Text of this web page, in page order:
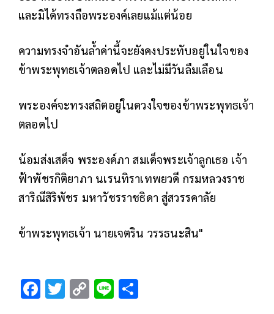
และมิได้ทรงถือพระองค์เลยแม้แต่น้อย
ความทรงจำอันล้ำค่านี้จะยังคงประทับอยู่ในใจของ
ข้าพระพุทธเจ้าตลอดไป และไม่มีวันลืมเลือน
พระองค์จะทรงสถิตอยู่ในดวงใจของข้าพระพุทธเจ้า
ตลอดไป
น้อมส่งเสด็จ พระองค์ภา สมเด็จพระเจ้าลูกเธอ เจ้า
ฟ้าพัชรกิติยาภา นเรนทิราเทพยวดี กรมหลวงราช
สาริณีสิริพัชร มหาวัชรราชธิดา สู่สวรรคาลัย
ข้าพระพุทธเจ้า นายเจตริน วรรธนะสิน"
F T C Li